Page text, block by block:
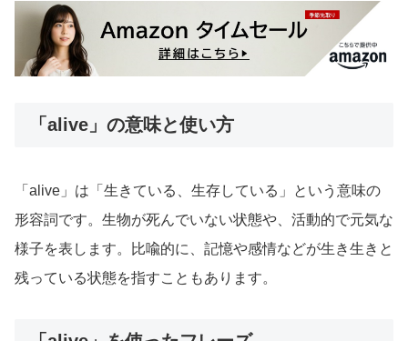
「alive」の意味と使い方
「alive」は「生きている、生存している」という意味の
形容詞です。生物が死んでいない状態や、活動的で元気な
様子を表します。比喩的に、記憶や感情などが生き生きと
残っている状態を指すこともあります。